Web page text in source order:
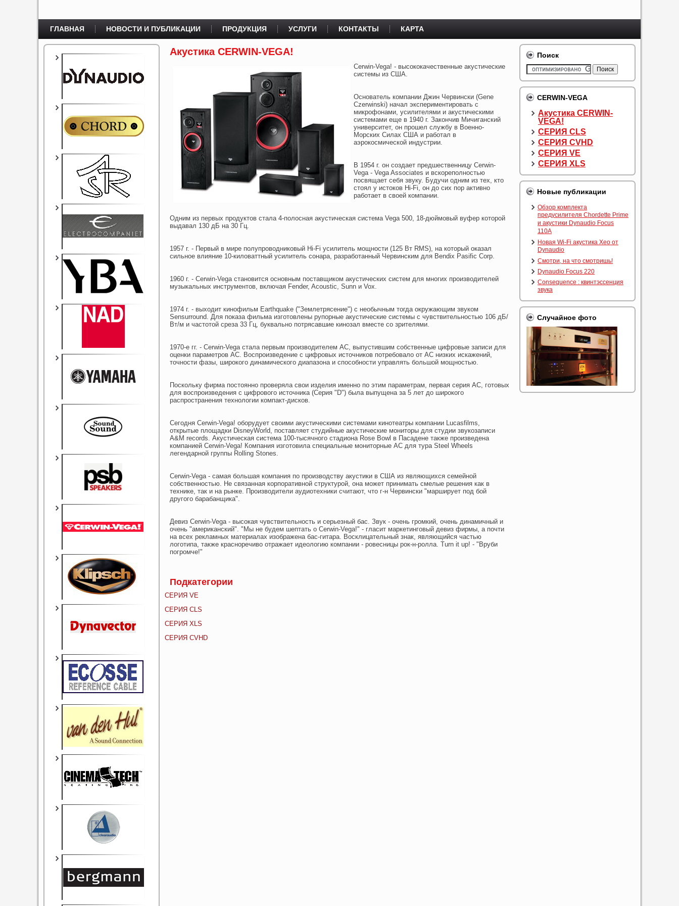
ГЛАВНАЯ НОВОСТИ И ПУБЛИКАЦИИ ПРОДУКЦИЯ УСЛУГИ КОНТАКТЫ КАРТА
Акустика CERWIN-VEGA!
Cerwin-Vega! - высококачественные акустические
системы из США.
Основатель компании Джин Червински (Gene
Czerwinski) начал экспериментировать с
микрофонами, усилителями и акустическими
системами еще в 1940 г. Закончив Мичиганский
университет, он прошел службу в Военно-
Морских Силах США и работал в
аэрокосмической индустрии.
В 1954 г. он создает предшественницу Cerwin-
Vega - Vega Associates и вскореполностью
посвящает себя звуку. Будучи одним из тех, кто
стоял у истоков Hi-Fi, он до сих пор активно
работает в своей компании.
Одним из первых продуктов стала 4-полосная акустическая система Vega 500, 18-дюймовый вуфер которой
выдавал 130 дБ на 30 Гц.
1957 г. - Первый в мире полупроводниковый Hi-Fi усилитель мощности (125 Вт RMS), на который оказал
сильное влияние 10-киловаттный усилитель сонара, разработанный Червинским для Bendix Pasific Corp.
1960 г. - Cerwin-Vega становится основным поставщиком акустических систем для многих производителей
музыкальных инструментов, включая Fender, Acoustic, Sunn и Vox.
1974 г. - выходит кинофильм Earthquake ("Землетрясение") с необычным тогда окружающим звуком
Sensurround. Для показа фильма изготовлены рупорные акустические системы с чувствительностью 106 дБ/
Вт/м и частотой среза 33 Гц, буквально потрясавшие кинозал вместе со зрителями.
1970-е гг. - Cerwin-Vega стала первым производителем АС, выпустившим собственные цифровые записи для
оценки параметров АС. Воспроизведение с цифровых источников потребовало от АС низких искажений,
точности фазы, широкого динамического диапазона и способности управлять большой мощностью.
Поскольку фирма постоянно проверяла свои изделия именно по этим параметрам, первая серия АС, готовых
для воспроизведения с цифрового источника (Серия "D") была выпущена за 5 лет до широкого
распространения технологии компакт-дисков.
Сегодня Cerwin-Vega! оборудует своими акустическими системами кинотеатры компании Lucasfilms,
открытые площадки DisneyWorld, поставляет студийные акустические мониторы для студии звукозаписи
A&M records. Акустическая система 100-тысячного стадиона Rose Bowl в Пасадене также произведена
компанией Cerwin-Vega! Компания изготовила специальные мониторные АС для тура Steel Wheels
легендарной группы Rolling Stones.
Cerwin-Vega - самая большая компания по производству акустики в США из являющихся семейной
собственностью. Не связанная корпоративной структурой, она может принимать смелые решения как в
технике, так и на рынке. Производители аудиотехники считают, что г-н Червински "марширует под бой
другого барабанщика".
Девиз Сerwin-Vega - высокая чувствительность и серьезный бас. Звук - очень громкий, очень динамичный и
очень "американский". "Мы не будем шептать о Cerwin-Vega!" - гласит маркетинговый девиз фирмы, а почти
на всех рекламных материалах изображена бас-гитара. Восклицательный знак, являющийся частью
логотипа, также красноречиво отражает идеологию компании - ровесницы рок-н-ролла. Turn it up! - "Вруби
погромче!"
Подкатегории
СЕРИЯ VE
СЕРИЯ CLS
СЕРИЯ XLS
СЕРИЯ CVHD
Поиск
CERWIN-VEGA
Акустика CERWIN-
VEGA!
СЕРИЯ CLS
СЕРИЯ CVHD
СЕРИЯ VE
СЕРИЯ XLS
Новые публикации
Обзор комплекта
предусилителя Chordette Prime
и акустики Dynaudio Focus
110A
Новая Wi-Fi акустика Xeo от
Dynaudio
Смотри, на что смотришь!
Dynaudio Focus 220
Consequence : квинтэссенция
звука
Случайное фото